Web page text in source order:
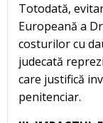
Totodată,
Europeană a
costurilor cu
judecată
care justifică
penitenciar.